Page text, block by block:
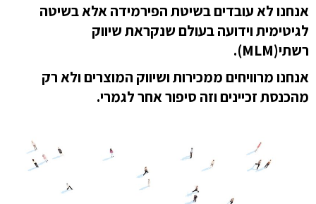
אנחנו לא עובדים בשיטת הפירמידה אלא בשיטה
לגיטימית וידועה בעולם שנקראת שיווק
רשתי(MLM).
אנחנו מרוויחים ממכירות ושיווק המוצרים ולא רק
מהכנסת זכיינים וזה סיפור אחר לגמרי.